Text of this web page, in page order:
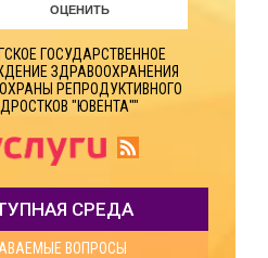
ГОСУДАРСТВЕННОЕ
ЗДРАВООХРАНЕНИЯ
РЕПРОДУКТИВНОГО
"ЮВЕНТА""
СРЕДА
ВОПРОСЫ